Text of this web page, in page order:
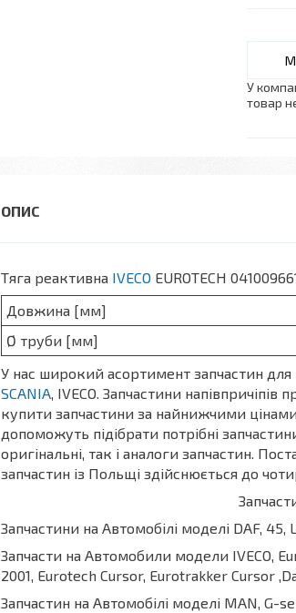
У
товар
Тяга реактивна IVECO EUROTECH
Довжина [мм]
Ø труби [мм]
У нас широкий асортимент запчастин для
SCANIA, IVECO. Запчастини напівпричіпів
купити запчастини за найнижчими
допоможуть підібрати потрібні
оригінальні, так і аналоги запчастин.
запчастин із Польщі здійснюється до
Запчастини на Автомобілі моделі DAF, 45,
Запчасти на Автомобили модели IVECO,
2001, Eurotech Cursor, Eurotrakker Cursor
Запчастин на Автомобілі моделі MAN,